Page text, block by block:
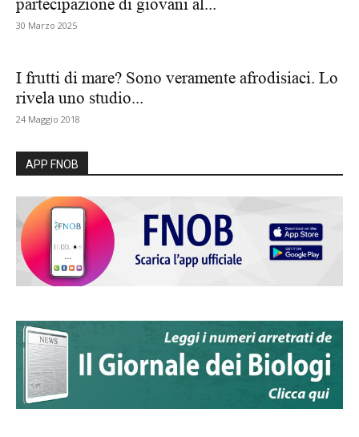
partecipazione di giovani al...
30 Marzo 2025
I frutti di mare? Sono veramente afrodisiaci. Lo
rivela uno studio...
24 Maggio 2018
APP FNOB